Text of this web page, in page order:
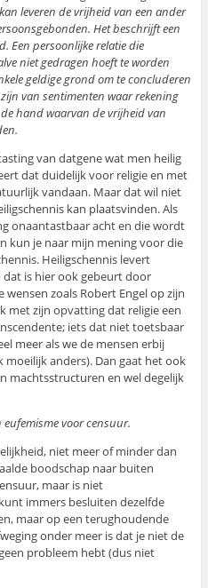
leveren de vrijheid van een ander
Het beschrijft een
Een persoonlijke relatie die
niet gedragen hoeft te worden
geldige grond om te concluderen
van sentimenten waar rekening
hand waarvan de vrijheid van
van datgene wat men heilig
dat duidelijk voor religie en met
vandaan. Maar dat wil niet
kan plaatsvinden. Als
onaantastbaar acht en die wordt
kun je naar mijn mening voor die
Heiligschennis levert
dat is hier ook gebeurt door
zoals Robert Engel op zijn
met zijn opvatting dat religie een
iets dat niet toetsbaar
meer als we de mensen erbij
anders). Dan gaat het ook
machtsstructuren en wel degelijk
voor censuur.
niet meer of minder dan
boodschap naar buiten
maar is niet
immers besluiten dezelfde
maar op een terughoudende
onder meer is dat je niet de
probleem hebt (dus niet